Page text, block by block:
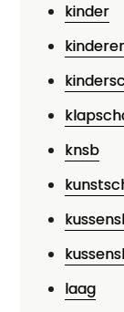
kinder
knsb
laag